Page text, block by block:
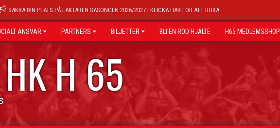
SÄKRA DIN PLATS PÅ LÄKTAREN SÄSONGEN 2026/2027 | KLICKA HÄR FÖR ATT BOKA
ANSVAR PARTNERS BILJETTER BLI EN RÖD HJÄLTE H65 MEDLEMSSHOP
H 65